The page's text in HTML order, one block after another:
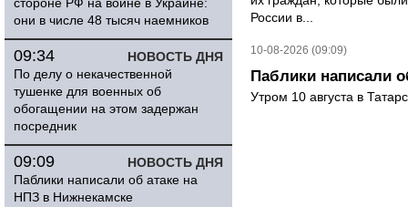
они в числе 48 тысяч наемников
НОВОСТЬ ДНЯ
09:34
По делу о некачественной
тушенке для военных об
обогащении на этом задержан
посредник
НОВОСТЬ ДНЯ
09:09
Паблики написали об атаке на
НПЗ в Нижнекамске
России в...
10-08-2026 (09:09)
Паблики написали
Утром 10 августа в